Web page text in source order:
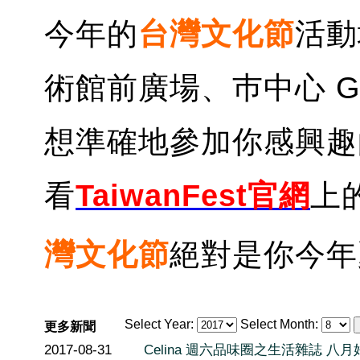
今年的台灣文化節活
術館前廣場、巿中心
想準確地參加你感興
看TaiwanFest官網
灣文化節絕對是你今
Select Year: Select Month:
更多新聞
2017-08-31
Celina 週六品味圈之生活雜誌 八月